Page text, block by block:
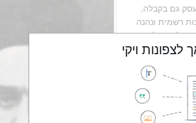
מיגיע כפיו למרות זאת נחשב לאחד מרבניה המובהקים של ארם צובה, לפני מלחמת
העולם הראשונה עבר לגור במצרים ושם ג"כ לא נהג ברבנות ושלח ידו במסחר, זכה
חיים סופר במצרים גילה כי בספרייתו של ר' מנחם נמצאים ספרי קבלה והשתעשע
לצפונות ויקי